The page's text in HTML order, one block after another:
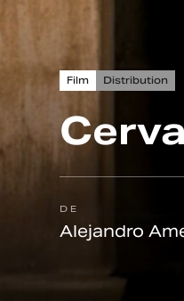
Film Distribution
DE
Alejandro